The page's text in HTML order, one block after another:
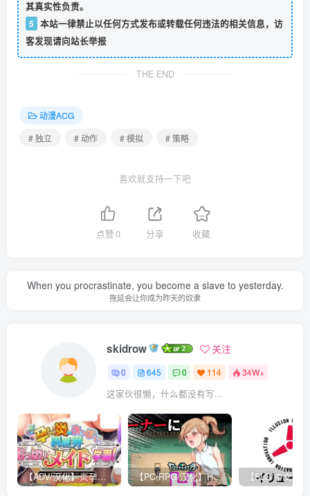
其真实性负责。
5 本站一律禁止以任何方式发布或转载任何违法的相关信息，访
客发现请向站长举报
THE END
动漫ACG
# 独立
# 动作 # 模拟 # 策略
喜欢就支持一下吧
点赞0 分享 收藏
When you procrastinate, you become a slave to yesterday.
拖延会让你成为昨天的奴隶
skidrow 关注
0 645 0 114 34W+
这家伙很懒，什么都没有写...
【ADV/汉化】炎孕：异世界女仆学园 V1.1精翻汉化版+存档【10G】 【PC/RPG/汉化】H宝可梦 Yariste Mesbuter V1.04 汉化版【2.8G】